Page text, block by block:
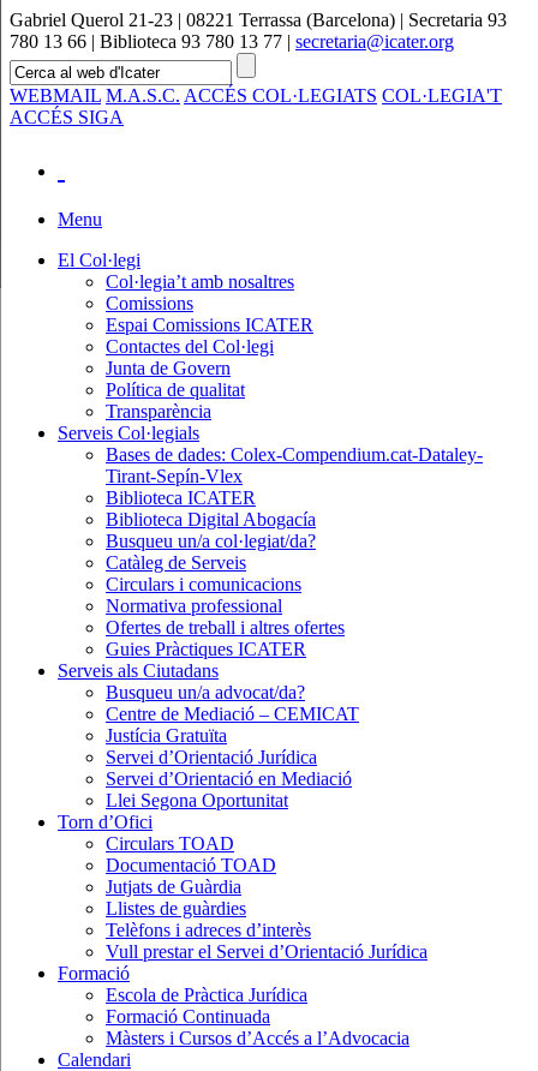
Gabriel Querol 21-23 | 08221 Terrassa (Barcelona) | Secretaria 93
780 13 66 | Biblioteca 93 780 13 77 | secretaria@icater.org
WEBMAIL M.A.S.C. ACCÉS COL·LEGIATS COL·LEGIA'T
ACCÉS SIGA
Menu
El Col·legi
Col·legia’t amb nosaltres
Comissions
Espai Comissions ICATER
Contactes del Col·legi
Junta de Govern
Política de qualitat
Transparència
Serveis Col·legials
Bases de dades: Colex-Compendium.cat-Dataley-
Tirant-Sepín-Vlex
Biblioteca ICATER
Biblioteca Digital Abogacía
Busqueu un/a col·legiat/da?
Catàleg de Serveis
Circulars i comunicacions
Normativa professional
Ofertes de treball i altres ofertes
Guies Pràctiques ICATER
Serveis als Ciutadans
Busqueu un/a advocat/da?
Centre de Mediació – CEMICAT
Justícia Gratuïta
Servei d’Orientació Jurídica
Servei d’Orientació en Mediació
Llei Segona Oportunitat
Torn d’Ofici
Circulars TOAD
Documentació TOAD
Jutjats de Guàrdia
Llistes de guàrdies
Telèfons i adreces d’interès
Vull prestar el Servei d’Orientació Jurídica
Formació
Escola de Pràctica Jurídica
Formació Continuada
Màsters i Cursos d’Accés a l’Advocacia
Calendari